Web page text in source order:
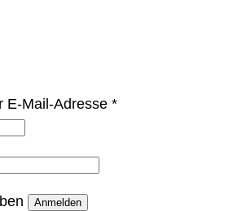
E-Mail-Adresse *Erforderlich
Anmelden